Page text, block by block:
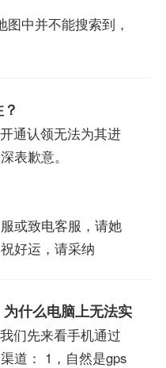
中并不能搜索到，
通认领无法为其进
表歉意。
或致电客服，请她
好运，请采纳
什么电脑上无法实
们先来看手机通过
道： 1，自然是gps